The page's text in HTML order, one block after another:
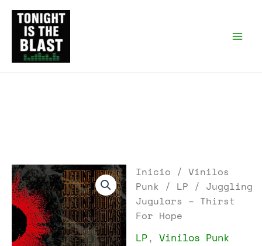
contenido
Inicio /Vinilos
Punk / LP / Juggling
Jugulars – Thirst
For Hope
LP,Vinilos Punk